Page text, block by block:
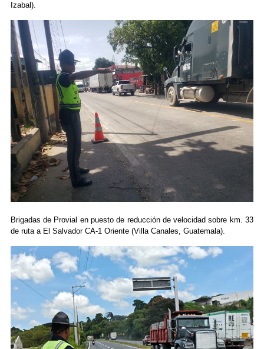
Izabal).
Brigadas de Provial en puesto de reducción de velocidad sobre km. 33
de ruta a El Salvador CA-1 Oriente (Villa Canales, Guatemala).